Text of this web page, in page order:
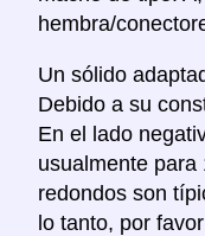
hembra/
Un sólido
Debido a su
En el lado
usualmente para
redondos son
lo tanto, por